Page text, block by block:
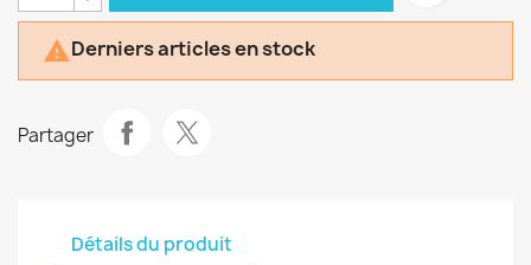
Derniers articles en stock
Partager
Détails du produit